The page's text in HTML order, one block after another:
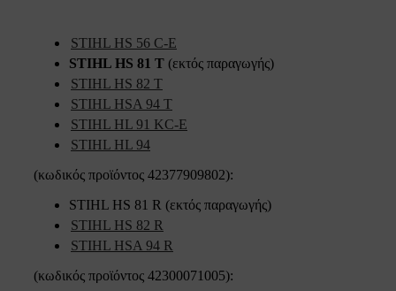
STIHL HS 56 C-E
STIHL HS 81 T (εκτός παραγωγής)
STIHL HS 82 T
STIHL HSA 94 T
STIHL HL 91 KC-E
STIHL HL 94
(κωδικός προϊόντος 42377909802):
STIHL HS 81 R (εκτός παραγωγής)
STIHL HS 82 R
STIHL HSA 94 R
(κωδικός προϊόντος 42300071005):